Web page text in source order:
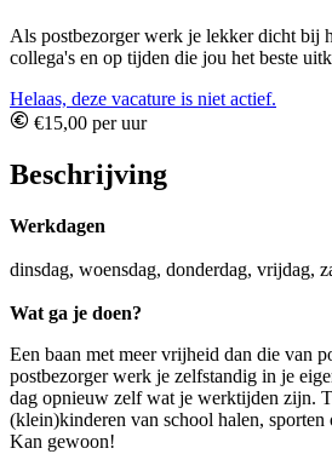
Als postbezorger werk je lekker dicht bij
collega's en op tijden die jou het beste
Helaas, deze vacature is niet actief.
€15,00 per uur
Beschrijving
Werkdagen
dinsdag, woensdag, donderdag, vrijdag,
Wat ga je doen?
Een baan met meer vrijheid dan die van
postbezorger werk je zelfstandig in je
dag opnieuw zelf wat je werktijden zijn.
(klein)kinderen van school halen, sporten
Kan gewoon!